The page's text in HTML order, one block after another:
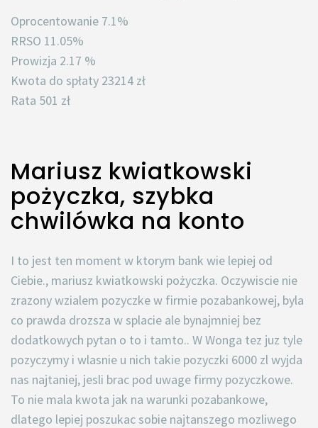
Oprocentowanie 7.1%
RRSO 11.05%
Prowizja 2.17 %
Kwota do spłaty 23214 zł
Rata 501 zł
Mariusz kwiatkowski
pożyczka, szybka
chwilówka na konto
I to jest ten moment w ktorym bank wie lepiej od
Ciebie., mariusz kwiatkowski pożyczka. Oczywiscie nie
zrazony wzialem pozyczke w firmie pozabankowej, byla
co prawda drozsza w splacie ale bynajmniej bez
dodatkowych pytan o to i tamto.. W Wonga tez juz tyle
pozyczymy i wlasnie u nich takie pozyczki 6000 zl wyjda
nas najtaniej, jesli brac pod uwage firmy pozyczkowe.
To nie mala kwota jak na warunki pozabankowe,
dlatego lepiej poszukac sobie najtanszego mozliwego